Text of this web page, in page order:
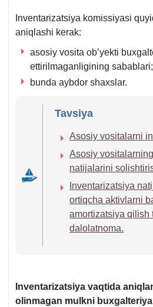
Inventarizatsiya komissiyasi
aniqlashi kerak:
asosiy vosita ob’yekti
ettirilmaganligining sabablari;
bunda aybdor shaхslar.
Tavsiya
Asosiy vositalarni
Asosiy
natijalarini
Inventarizatsiya
ortiqcha aktivlarni
amortizatsiya qilish
dalolatnoma.
Inventarizatsiya vaqtida
olinmagan mulkni